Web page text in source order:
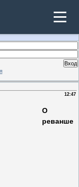
12:47
О
реванше